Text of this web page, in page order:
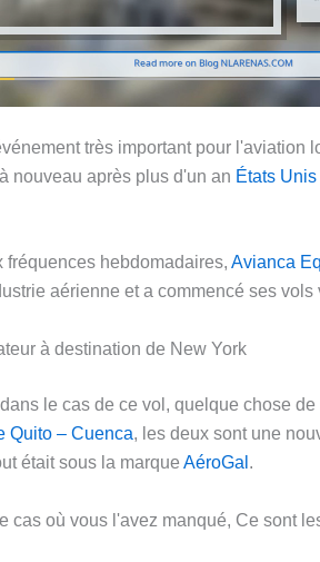
très important pour l'aviation
nouveau après plus d'un an États Unis
fréquences hebdomadaires, Avianca
aérienne et a commencé ses vols
à destination de New York
le cas de ce vol, quelque chose
Quito – Cuenca, les deux sont une
était sous la marque AéroGal .
cas où vous l'avez manqué, Ce sont